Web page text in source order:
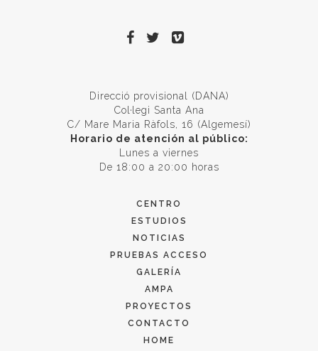
Direcció provisional (DANA)
Col·legi Santa Ana
C/ Mare Maria Ràfols, 16 (Algemesí)
Horario de atención al público:
Lunes a viernes
De 18:00 a 20:00 horas
CENTRO
ESTUDIOS
NOTICIAS
PRUEBAS ACCESO
GALERÍA
AMPA
PROYECTOS
CONTACTO
HOME